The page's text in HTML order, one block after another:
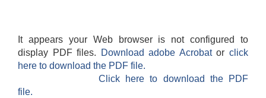
It appears your Web browser is not configured to
display PDF files.
Download adobe Acrobatorclick
here to download the PDF file.
Click here to download the PDF
file.